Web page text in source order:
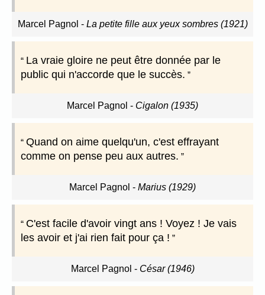
Marcel Pagnol - La petite fille aux yeux sombres (1921)
La vraie gloire ne peut être donnée par le
public qui n'accorde que le succès.
Marcel Pagnol - Cigalon (1935)
Quand on aime quelqu'un, c'est effrayant
comme on pense peu aux autres.
Marcel Pagnol - Marius (1929)
C'est facile d'avoir vingt ans ! Voyez ! Je vais
les avoir et j'ai rien fait pour ça !
Marcel Pagnol - César (1946)